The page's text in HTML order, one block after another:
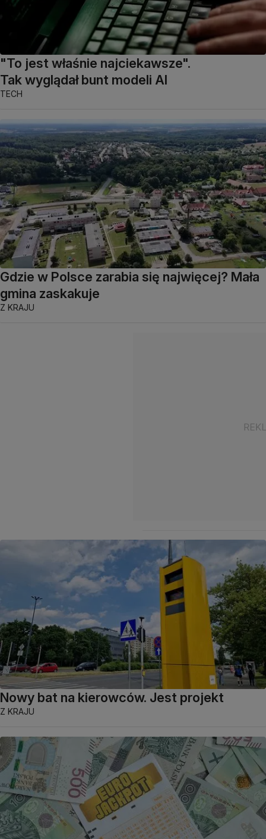
"To jest właśnie najciekawsze".
Tak wyglądał bunt modeli AI
TECH
Gdzie w Polsce zarabia się najwięcej? Mała
gmina zaskakuje
Z KRAJU
Nowy bat na kierowców. Jest projekt
Z KRAJU